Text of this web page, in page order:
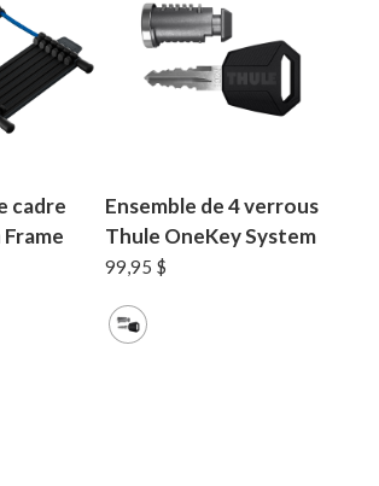
panier est vide.
MAGASINER EN LIGNE
cadre
Ensemble de 4 verrous
Thule OneKey System
99,95 $